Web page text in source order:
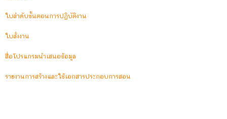
ใบลำดับขั้นตอนการปฏิบัติงาน
ใบสั่งงาน
สื่อโปรแกรมนำเสนอข้อมูล
รายงานการสร้างและใช้เอกสารประกอบการสอน